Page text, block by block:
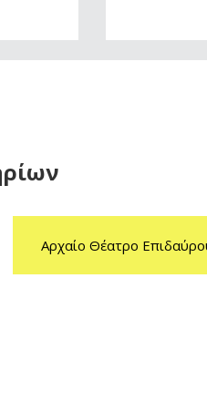
Αρχαίο Θέατρο